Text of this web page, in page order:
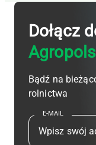
Dołącz
Bądź na
rolnictwa
E-MAIL